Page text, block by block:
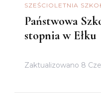
SZEŚCIOLETNIA
Państwowa
stopnia w Ełku
Zaktualizowano 8